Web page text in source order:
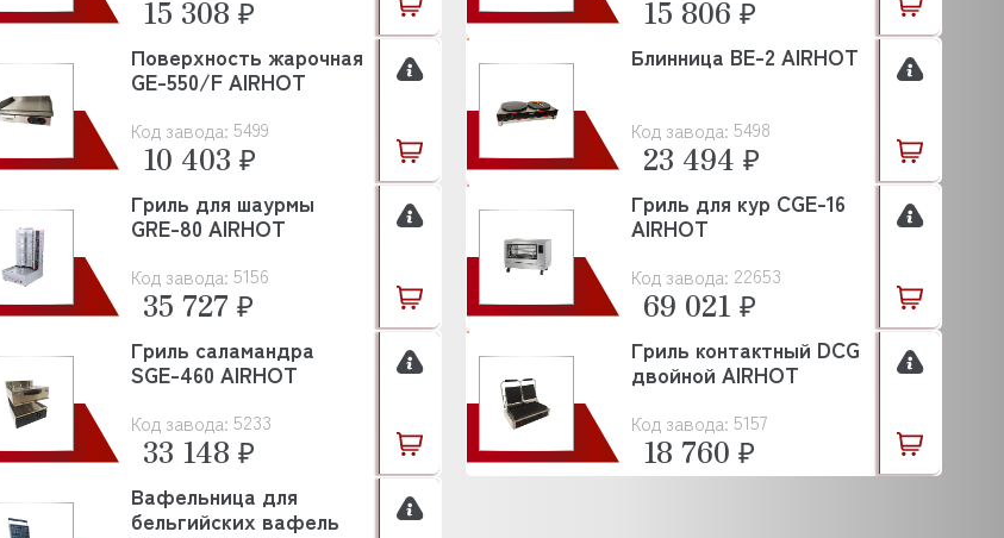
15 308 ₽ 15 806 ₽
Код завода: 5499
Поверхность жарочная
GE-550/F AIRHOT
10 403 ₽
Код завода: 5498
Блинница BE-2 AIRHOT
23 494 ₽
Код завода: 5156
Гриль для шаурмы
GRE-80 AIRHOT
35 727 ₽
Код завода: 22653
Гриль для кур CGE-16
AIRHOT
69 021 ₽
Код завода: 5233
Гриль саламандра
SGE-460 AIRHOT
33 148 ₽
Код завода: 5157
Гриль контактный DCG
двойной AIRHOT
18 760 ₽
Вафельница для
бельгийских вафель